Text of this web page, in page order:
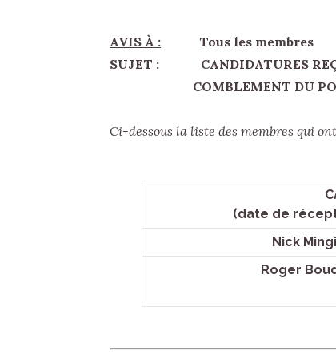
AVIS À : Tous les membres
SUJET : CANDIDATURES
COMBLEMENT DU
Ci-dessous la liste des membres qui
(date de
Nick
Roger